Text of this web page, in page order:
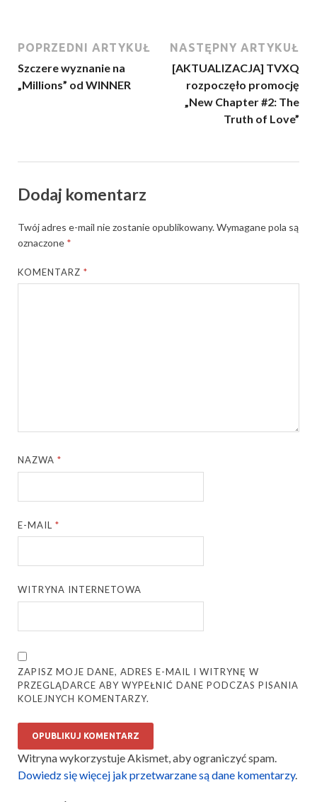
POPRZEDNI ARTYKUŁ
Szczere wyznanie na
„Millions” od WINNER
NASTĘPNY ARTYKUŁ
[AKTUALIZACJA] TVXQ
rozpoczęło promocję
„New Chapter #2: The
Truth of Love”
Dodaj komentarz
Twój adres e-mail nie zostanie opublikowany.Wymagane pola są
oznaczone *
KOMENTARZ*
NAZWA*
E-MAIL*
WITRYNA INTERNETOWA
ZAPISZ MOJE DANE, ADRES E-MAIL I WITRYNĘ W
PRZEGLĄDARCE ABY WYPEŁNIĆ DANE PODCZAS PISANIA
KOLEJNYCH KOMENTARZY.
Witryna wykorzystuje Akismet, aby ograniczyć spam.
Dowiedz się więcej jak przetwarzane są dane komentarzy.